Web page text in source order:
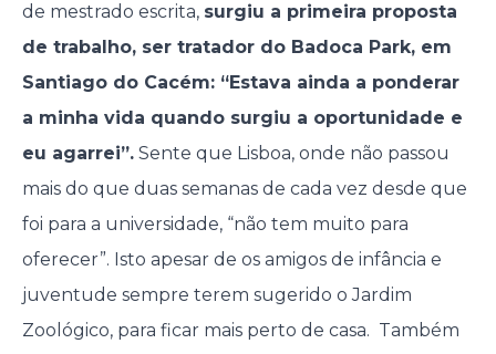
de mestrado escrita, surgiu a primeira proposta
de trabalho, ser tratador do Badoca Park, em
Santiago do Cacém: “Estava ainda a ponderar
a minha vida quando surgiu a oportunidade e
eu agarrei”.Sente que Lisboa, onde não passou
mais do que duas semanas de cada vez desde que
foi para a universidade, “não tem muito para
oferecer”. Isto apesar de os amigos de infância e
juventude sempre terem sugerido o Jardim
Zoológico, para ficar mais perto de casa. Também